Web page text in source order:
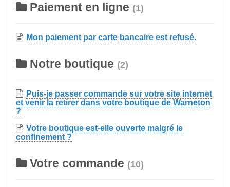
Paiement en ligne (1)
Mon paiement par carte bancaire est refusé.
Notre boutique (2)
Puis-je passer commande sur votre site internet
et venir la retirer dans votre boutique de Warneton
?
Votre boutique est-elle ouverte malgré le
confinement ?
Votre commande (10)